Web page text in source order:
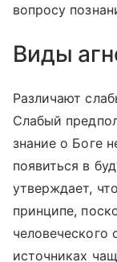
вопросу
Виды
Различают
Слабый
знание о Боге
появиться в
утверждает,
принципе,
источниках